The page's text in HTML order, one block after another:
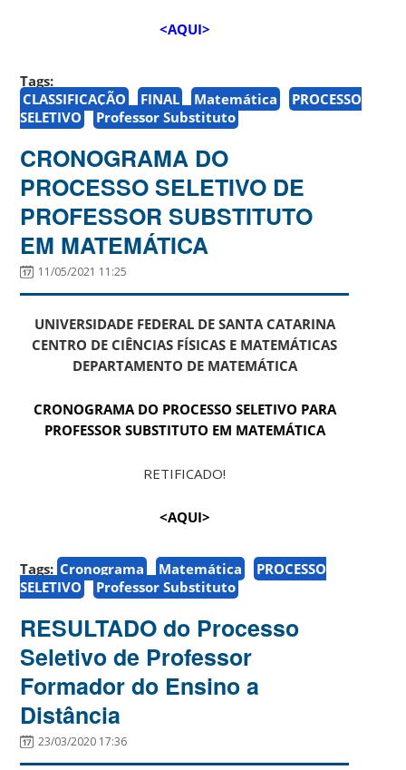
<AQUI>
Tags:
CLASSIFICAÇÃO
FINAL Matemática
PROCESSO
SELETIVO
Professor Substituto
CRONOGRAMA DO
PROCESSO SELETIVO DE
PROFESSOR SUBSTITUTO
EM MATEMÁTICA
11/05/2021 11:25
UNIVERSIDADE FEDERAL DE SANTA CATARINA
CENTRO DE CIÊNCIAS FÍSICAS E MATEMÁTICAS
DEPARTAMENTO DE MATEMÁTICA
CRONOGRAMA DO PROCESSO SELETIVO PARA
PROFESSOR SUBSTITUTO EM MATEMÁTICA
RETIFICADO!
<AQUI>
Tags: Cronograma Matemática
PROCESSO
SELETIVO
Professor Substituto
RESULTADO do Processo
Seletivo de Professor
Formador do Ensino a
Distância
23/03/2020 17:36